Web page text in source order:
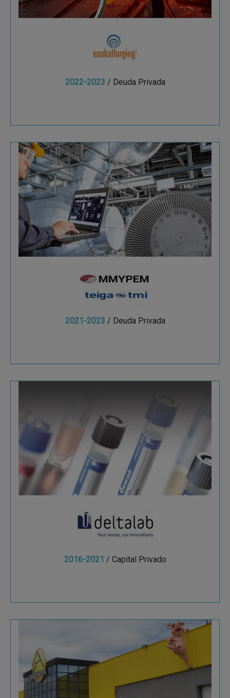
2022-2023 / Deuda Privada
2021-2023 / Deuda Privada
MMYPEM y Teiga TMI
MMYPEM, constituida en 1999, está
especializada en el ensamblaje y puesta en
marcha mecánica de plantas energéticas.
2016-2021 / Capital Privado
Deltalab
Fundada en 1976, Deltalab es líder a nivel
europeo en la fabricación y distribución de
material fungible para laboratorio
Ver más
Rotecna
Rotecna ha consolidado su crecimiento en el
mercado hasta alcanzar unas ventas de €30MM